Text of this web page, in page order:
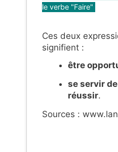
le verbe "Faire"
Ces deux
signifient :
être
se servir
réussir.
Sources :